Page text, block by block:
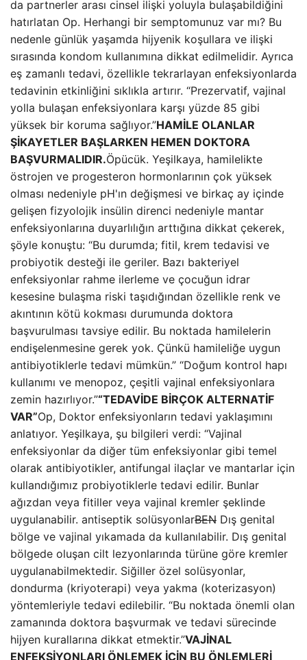
da partnerler arası cinsel ilişki yoluyla bulaşabildiğini
hatırlatan Op. Herhangi bir semptomunuz var mı? Bu
nedenle günlük yaşamda hijyenik koşullara ve ilişki
sırasında kondom kullanımına dikkat edilmelidir. Ayrıca
eş zamanlı tedavi, özellikle tekrarlayan enfeksiyonlarda
tedavinin etkinliğini sıklıkla artırır. “Prezervatif, vajinal
yolla bulaşan enfeksiyonlara karşı yüzde 85 gibi
yüksek bir koruma sağlıyor.”HAMİLE OLANLAR
ŞİKAYETLER BAŞLARKEN HEMEN DOKTORA
BAŞVURMALIDIR.Öpücük. Yeşilkaya, hamilelikte
östrojen ve progesteron hormonlarının çok yüksek
olması nedeniyle pH'ın değişmesi ve birkaç ay içinde
gelişen fizyolojik insülin direnci nedeniyle mantar
enfeksiyonlarına duyarlılığın arttığına dikkat çekerek,
şöyle konuştu: “Bu durumda; fitil, krem ​​tedavisi ve
probiyotik desteği ile geriler. Bazı bakteriyel
enfeksiyonlar rahme ilerleme ve çocuğun idrar
kesesine bulaşma riski taşıdığından özellikle renk ve
akıntının kötü kokması durumunda doktora
başvurulması tavsiye edilir. Bu noktada hamilelerin
endişelenmesine gerek yok. Çünkü hamileliğe uygun
antibiyotiklerle tedavi mümkün.” “Doğum kontrol hapı
kullanımı ve menopoz, çeşitli vajinal enfeksiyonlara
zemin hazırlıyor.”“TEDAVİDE BİRÇOK ALTERNATİF
VAR”Op, Doktor enfeksiyonların tedavi yaklaşımını
anlatıyor. Yeşilkaya, şu bilgileri verdi: “Vajinal
enfeksiyonlar da diğer tüm enfeksiyonlar gibi temel
olarak antibiyotikler, antifungal ilaçlar ve mantarlar için
kullandığımız probiyotiklerle tedavi edilir. Bunlar
ağızdan veya fitiller veya vajinal kremler şeklinde
uygulanabilir. antiseptik solüsyonlarBEN Dış genital
bölge ve vajinal yıkamada da kullanılabilir. Dış genital
bölgede oluşan cilt lezyonlarında türüne göre kremler
uygulanabilmektedir. Siğiller özel solüsyonlar,
dondurma (kriyoterapi) veya yakma (koterizasyon)
yöntemleriyle tedavi edilebilir. “Bu noktada önemli olan
zamanında doktora başvurmak ve tedavi sürecinde
hijyen kurallarına dikkat etmektir.”VAJİNAL
ENFEKSİYONLARI ÖNLEMEK İÇİN BU ÖNLEMLERİ